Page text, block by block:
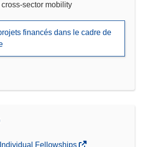
sector mobility
financés dans le cadre de
Fellowships